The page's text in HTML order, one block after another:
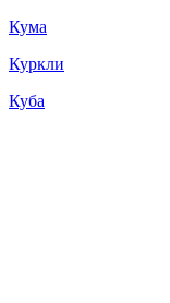
Кума
Куркли
Куба